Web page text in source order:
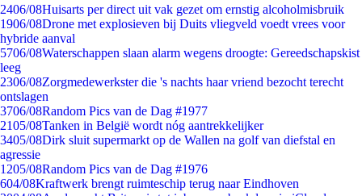
2406/08Huisarts per direct uit vak gezet om ernstig alcoholmisbruik
1906/08Drone met explosieven bij Duits vliegveld voedt vrees voor
hybride aanval
5706/08Waterschappen slaan alarm wegens droogte: Gereedschapskist
leeg
2306/08Zorgmedewerkster die 's nachts haar vriend bezocht terecht
ontslagen
3706/08Random Pics van de Dag #1977
2105/08Tanken in België wordt nóg aantrekkelijker
3405/08Dirk sluit supermarkt op de Wallen na golf van diefstal en
agressie
1205/08Random Pics van de Dag #1976
604/08Kraftwerk brengt ruimteschip terug naar Eindhoven